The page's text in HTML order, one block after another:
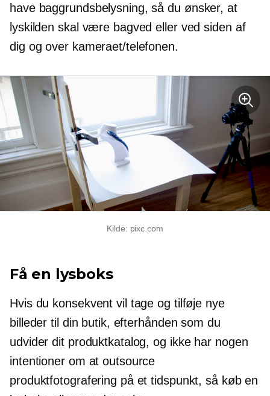
have baggrundsbelysning, så du ønsker, at
lyskilden skal være bagved eller ved siden af ​​
dig og over kameraet/telefonen.
Kilde: pixc.com
Få en lysboks
Hvis du konsekvent vil tage og tilføje nye
billeder til din butik, efterhånden som du
udvider dit produktkatalog, og ikke har nogen
intentioner om at outsource
produktfotografering på et tidspunkt, så køb en